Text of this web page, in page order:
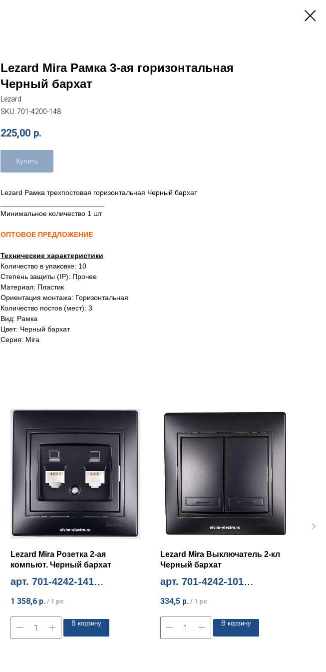
Lezard Mira Рамка 3-ая горизонтальная
Черный бархат
Lezard
SKU: 701-4200-148
225,00 р.
Купить
Lezard Рамка трехпостовая горизонтальная Черный бархат
Минимальное количество 1 шт
ОПТОВОЕ ПРЕДЛОЖЕНИЕ
Технические характеристики
Количество в упаковке: 10
Степень защиты (IP): Прочее
Материал: Пластик
Ориентация монтажа: Горизонтальная
Количество постов (мест): 3
Вид: Рамка
Цвет: Черный бархат
Серия: Mira
Lezard Mira Розетка 2-ая
компьют. Черный бархат
арт. 701-4242-141
Миним. количество 1шт
1 358,6 р. / 1 pc
В корзину
Lezard Mira Выключатель 2-кл
Черный бархат
арт. 701-4242-101
Миним. количество 10шт
334,5 р. / 1 pc
В корзину